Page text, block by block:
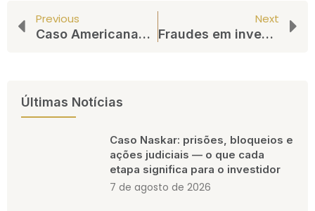
Previous
Caso Americanas: entenda tudo sobre a suposta “fraude”
Next
Fraudes em investimentos financeiros no Brasil: O perigo dos esquemas de pirâmide e Ponzi
Últimas Notícias
Caso Naskar: prisões, bloqueios e
ações judiciais — o que cada
etapa significa para o investidor
7 de agosto de 2026